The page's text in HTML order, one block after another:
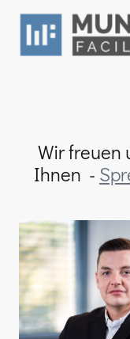
Wir freuen
Ihnen -